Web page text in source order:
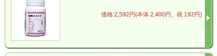
価格:2,592円(本体 2,400円、税 192円)